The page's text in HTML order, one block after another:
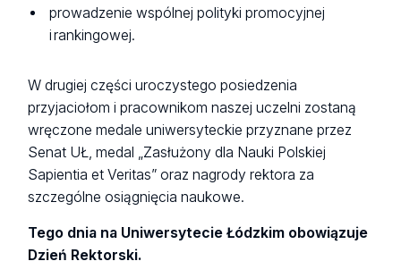
prowadzenie wspólnej polityki promocyjnej
i rankingowej.
W drugiej części uroczystego posiedzenia
przyjaciołom i pracownikom naszej uczelni zostaną
wręczone medale uniwersyteckie przyznane przez
Senat UŁ, medal „Zasłużony dla Nauki Polskiej
Sapientia et Veritas” oraz nagrody rektora za
szczególne osiągnięcia naukowe.
Tego dnia na Uniwersytecie Łódzkim obowiązuje
Dzień Rektorski.